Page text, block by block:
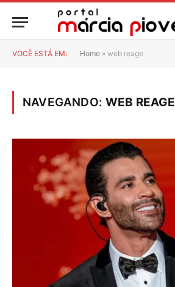
VOCÊ ESTÁ EM: Home » web reage
NAVEGANDO:WEB REAGE